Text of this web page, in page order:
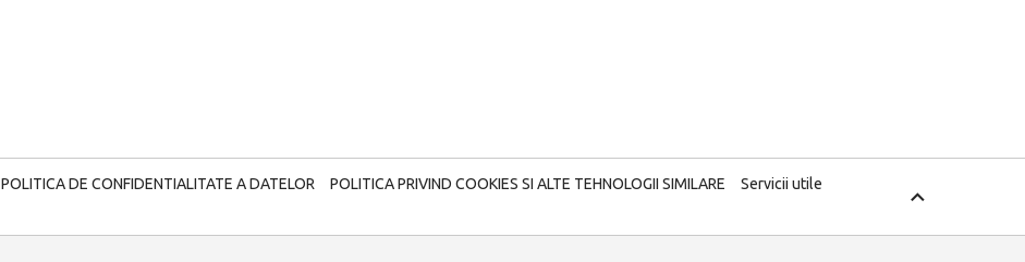
POLITICA DE CONFIDENTIALITATE A DATELOR POLITICA PRIVIND COOKIES SI ALTE TEHNOLOGII SIMILARE
Servicii utile